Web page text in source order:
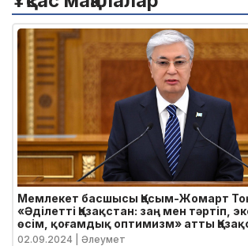
Мемлекет басшысы Қасым-Жомарт
«Әділетті Қазақстан: заң мен тәртіп,
өсім, қоғамдық оптимизм» атты
Жолдауы
02.09.2024 | Әлеумет